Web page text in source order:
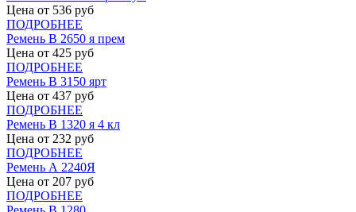
Цена от 536 руб
ПОДРОБНЕЕ
Ремень В 2650 я прем
Цена от 425 руб
ПОДРОБНЕЕ
Ремень В 3150 ярт
Цена от 437 руб
ПОДРОБНЕЕ
Ремень В 1320 я 4 кл
Цена от 232 руб
ПОДРОБНЕЕ
Ремень А 2240Я
Цена от 207 руб
ПОДРОБНЕЕ